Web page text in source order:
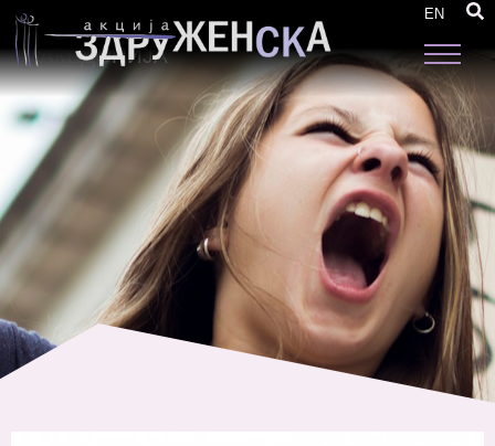
EN
ВО БУЏЕТСКОТО ПЛАНИРАЊЕ ВО
МАКЕДОНИЈА